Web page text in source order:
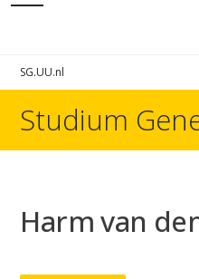
SG.UU.nl
Studium
Harm van